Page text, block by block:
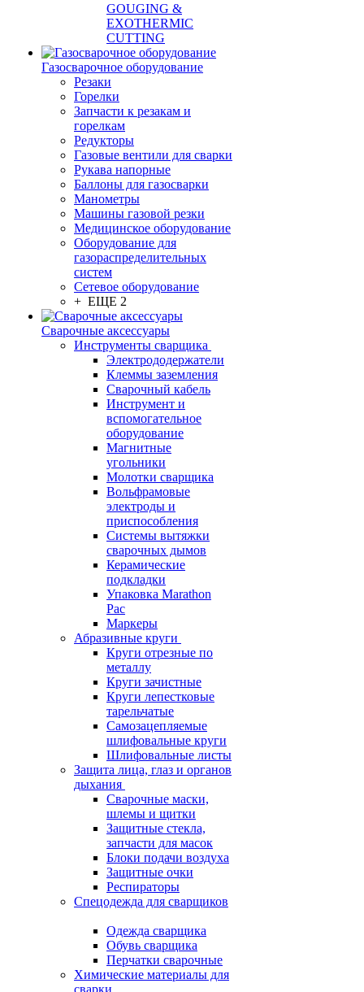
GOUGING &
EXOTHERMIC
CUTTING
Газосварочное оборудование
Резаки
Горелки
Запчасти к резакам и
горелкам
Редукторы
Газовые вентили для сварки
Рукава напорные
Баллоны для газосварки
Манометры
Машины газовой резки
Медицинское оборудование
Оборудование для
газораспределительных
систем
Сетевое оборудование
+ ЕЩЕ 2
Сварочные аксессуары
Инструменты сварщика
Электрододержатели
Клеммы заземления
Сварочный кабель
Инструмент и
вспомогательное
оборудование
Магнитные
угольники
Молотки сварщика
Вольфрамовые
электроды и
приспособления
Системы вытяжки
сварочных дымов
Керамические
подкладки
Упаковка Marathon
Pac
Маркеры
Абразивные круги
Круги отрезные по
металлу
Круги зачистные
Круги лепестковые
тарельчатые
Самозацепляемые
шлифовальные круги
Шлифовальные листы
Защита лица, глаз и органов
дыхания
Сварочные маски,
шлемы и щитки
Защитные стекла,
запчасти для масок
Блоки подачи воздуха
Защитные очки
Респираторы
Спецодежда для сварщиков
Одежда сварщика
Обувь сварщика
Перчатки сварочные
Химические материалы для
сварки